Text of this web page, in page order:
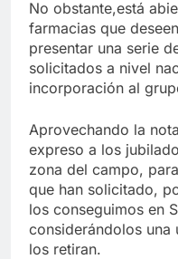
No obstante,está
farmacias que
presentar una serie
solicitados a nivel
incorporación al
Aprovechando la
expreso a los
zona del campo,
que han solicitado,
los conseguimos en
considerándolos una
los retiran.